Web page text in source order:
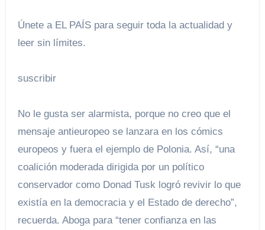
Únete a EL PAÍS para seguir toda la actualidad y
leer sin límites.
suscribir
No le gusta ser alarmista, porque no creo que el
mensaje antieuropeo se lanzara en los cómics
europeos y fuera el ejemplo de Polonia. Así, “una
coalición moderada dirigida por un político
conservador como Donad Tusk logró revivir lo que
existía en la democracia y el Estado de derecho”,
recuerda. Aboga para “tener confianza en las